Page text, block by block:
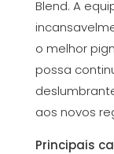
Blend. A
o melhor
possa
aos novos
Principais